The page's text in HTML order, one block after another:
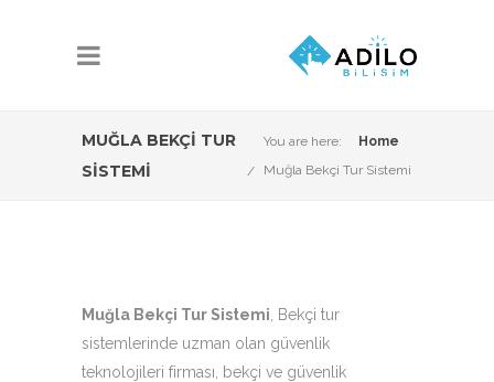
MUĞLA BEKÇI TUR
SISTEMI
You are here:
Home
Muğla Bekçi Tur Sistemi
Muğla Bekçi Tur Sistemi , Bekçi tur
sistemlerinde uzman olan güvenlik
teknolojileri firması, bekçi ve güvenlik